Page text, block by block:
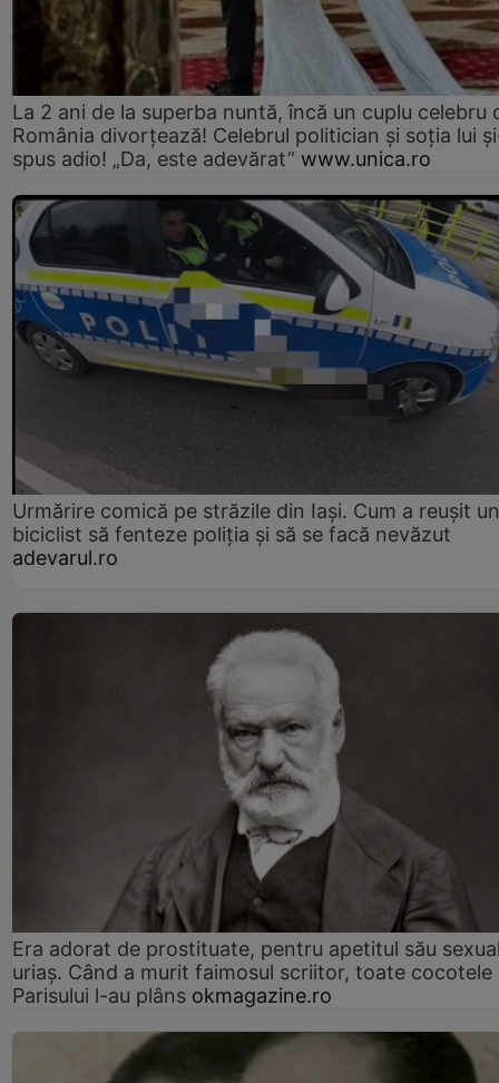
La 2 ani de la superba nuntă, încă un cuplu celebru
România divorțează! Celebrul politician și soția lui
spus adio! „Da, este adevărat” www.unica.ro
Urmărire comică pe străzile din Iași. Cum a reușit un
biciclist să fenteze poliția și să se facă nevăzut
adevarul.ro
Era adorat de prostituate, pentru apetitul său
uriaș. Când a murit faimosul scriitor, toate cocotele
Parisului l-au plâns okmagazine.ro